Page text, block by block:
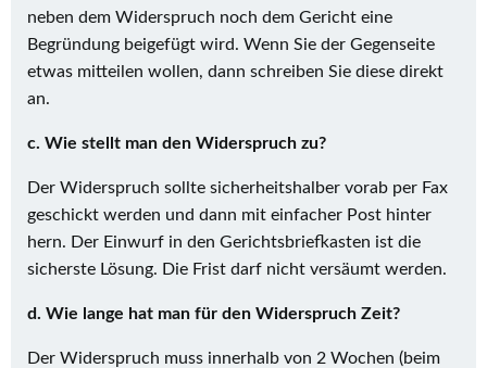
neben dem Widerspruch noch dem Gericht eine
Begründung beigefügt wird. Wenn Sie der Gegenseite
etwas mitteilen wollen, dann schreiben Sie diese direkt
an.
c. Wie stellt man den Widerspruch zu?
Der Widerspruch sollte sicherheitshalber vorab per Fax
geschickt werden und dann mit einfacher Post hinter
hern. Der Einwurf in den Gerichtsbriefkasten ist die
sicherste Lösung. Die Frist darf nicht versäumt werden.
d. Wie lange hat man für den Widerspruch Zeit?
Der Widerspruch muss innerhalb von 2 Wochen (beim